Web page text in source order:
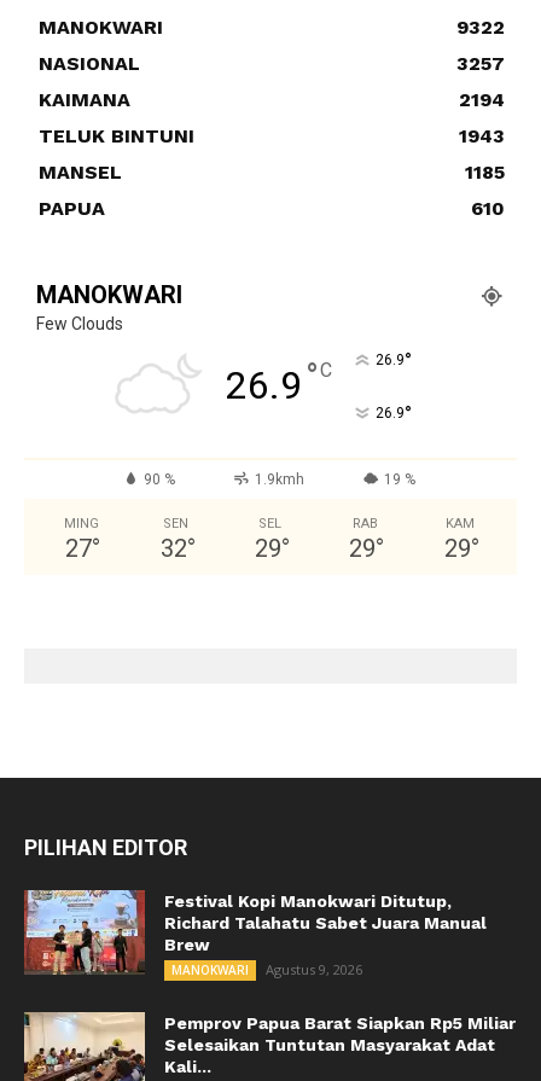
MANOKWARI
9322
NASIONAL
3257
KAIMANA
2194
TELUK BINTUNI
1943
MANSEL
1185
PAPUA
610
MANOKWARI
Few Clouds
26.9 °C 26.9°
26.9°
90 % 1.9kmh 19 %
MING
27°
SEN
32°
SEL
29°
RAB
29°
KAM
29°
PILIHAN EDITOR
Festival Kopi Manokwari Ditutup,
Richard Talahatu Sabet Juara Manual
Brew
MANOKWARI Agustus 9, 2026
Pemprov Papua Barat Siapkan Rp5 Miliar
Selesaikan Tuntutan Masyarakat Adat
Kali...